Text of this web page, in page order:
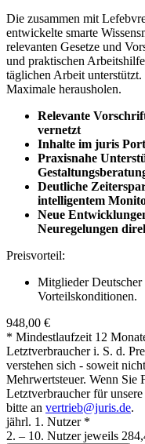
Die zusammen mit
entwickelte smarte
relevanten Gesetze und
und praktischen
täglichen Arbeit
Maximale herausholen.
Relevante
vernetzt
Inhalte im juris
Praxisnahe
Deutliche
intelligentem
Neue
Neuregelungen
Preisvorteil:
Mitglieder Deutscher
Vorteilskonditionen.
948,00 €
* Mindestlaufzeit 12
Letztverbraucher i. S. d.
verstehen sich - soweit
Mehrwertsteuer. Wenn Sie
Letztverbraucher für
bitte an vertrieb@juris.de.
jährl. 1. Nutzer *
2. – 10. Nutzer jeweils